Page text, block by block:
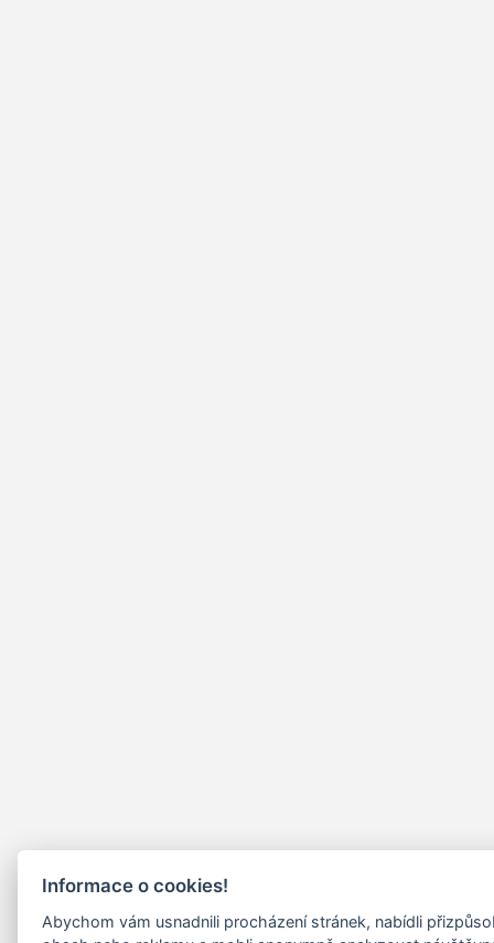
Informace o cookies!
Abychom vám usnadnili procházení stránek, nabídli